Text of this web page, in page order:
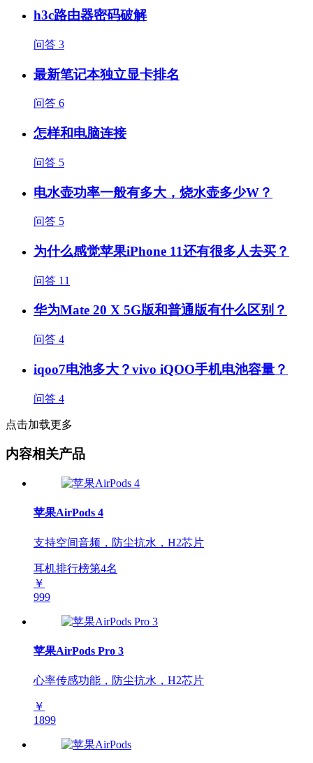
h3c路由器密码破解
问答 3
最新笔记本独立显卡排名
问答 6
怎样和电脑连接
问答 5
电水壶功率一般有多大，烧水壶多少W？
问答 5
为什么感觉苹果iPhone 11还有很多人去买？
问答 11
华为Mate 20 X 5G版和普通版有什么区别？
问答 4
iqoo7电池多大？vivo iQOO手机电池容量？
问答 4
点击加载更多
内容相关产品
苹果AirPods 4
支持空间音频，防尘抗水，H2芯片
耳机排行榜第4名
￥
999
苹果AirPods Pro 3
心率传感功能，防尘抗水，H2芯片
￥
1899